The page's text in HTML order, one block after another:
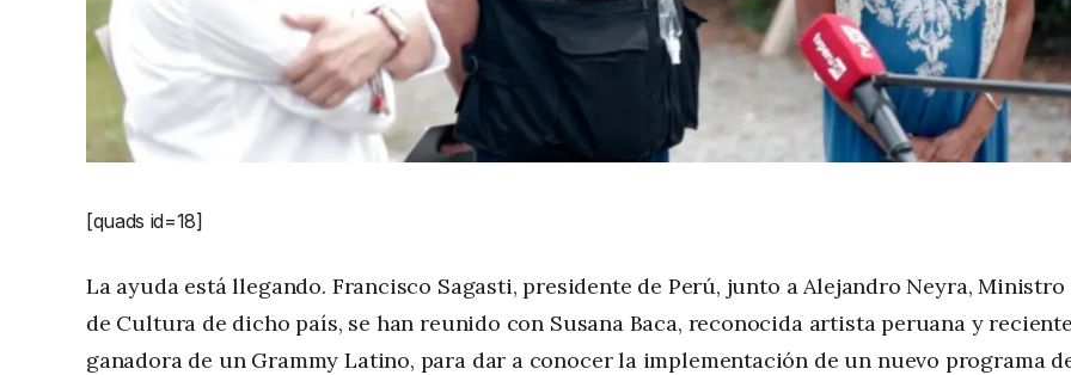
[quads id=18]
La ayuda está llegando. Francisco Sagasti, presidente de Perú, junto a Alejandro Neyra, Ministro
de Cultura de dicho país, se han reunido con Susana Baca, reconocida artista peruana y
ganadora de un Grammy Latino, para dar a conocer la implementación de un nuevo programa